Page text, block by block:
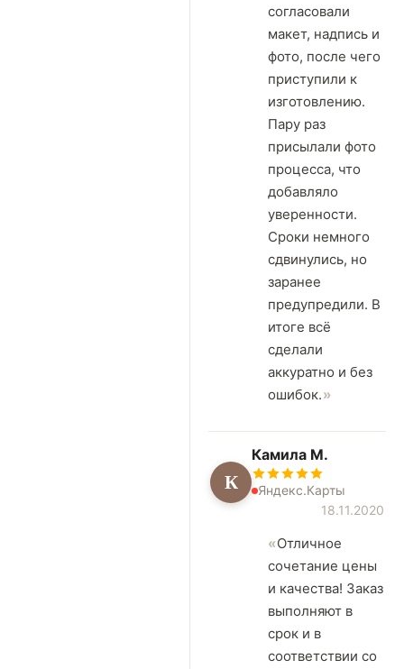
согласовали
макет, надпись и
фото, после чего
приступили к
изготовлению.
Пару раз
присылали фото
процесса, что
добавляло
уверенности.
Сроки немного
сдвинулись, но
заранее
предупредили. В
итоге всё
сделали
аккуратно и без
ошибок.
К
Камила М.
Яндекс.Карты
18.11.2020
Отличное
сочетание цены
и качества! Заказ
выполняют в
срок и в
соответствии со